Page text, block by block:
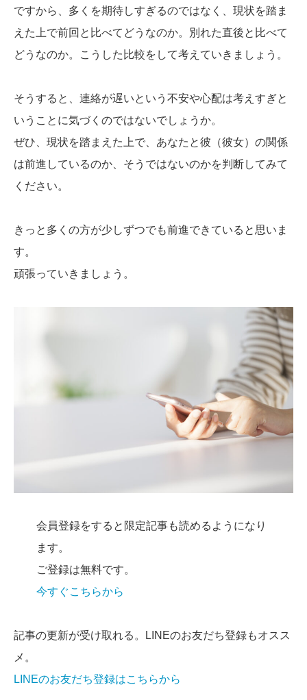
ですから、多くを期待しすぎるのではなく、現状を踏ま
えた上で前回と比べてどうなのか。別れた直後と比べて
どうなのか。こうした比較をして考えていきましょう。
そうすると、連絡が遅いという不安や心配は考えすぎと
いうことに気づくのではないでしょうか。
ぜひ、現状を踏まえた上で、あなたと彼（彼女）の関係
は前進しているのか、そうではないのかを判断してみて
ください。
きっと多くの方が少しずつでも前進できていると思いま
す。
頑張っていきましょう。
会員登録をすると限定記事も読めるようになり
ます。
ご登録は無料です。
今すぐこちらから
記事の更新が受け取れる。LINEのお友だち登録もオスス
メ。
LINEのお友だち登録はこちらから